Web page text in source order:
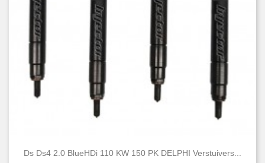
Ds Ds4 2.0 BlueHDi 110 KW 150 PK DELPHI Verstuivers...